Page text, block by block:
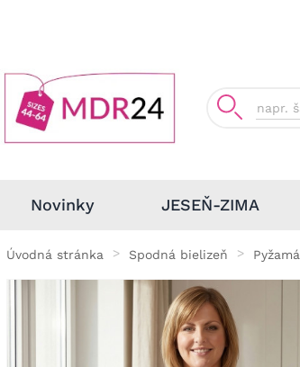
Novinky JESEŇ-ZIMA
Úvodná stránka Spodná bielizeň Pyžamá